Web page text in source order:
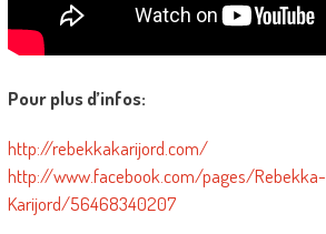
Pour plus d’infos:
http://rebekkakarijord.com/
http://www.facebook.com/pages/Rebekka-
Karijord/56468340207